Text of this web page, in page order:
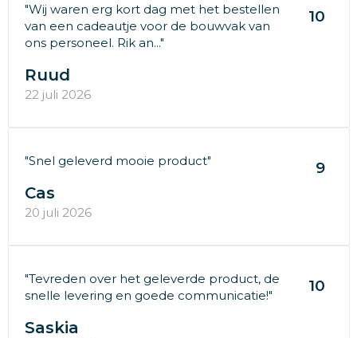
"Wij waren erg kort dag met het bestellen
van een cadeautje voor de bouwvak van
ons personeel. Rik an..."
10
Ruud
22 juli 2026
"Snel geleverd mooie product" 9
Cas
20 juli 2026
"Tevreden over het geleverde product, de
snelle levering en goede communicatie!"
10
Saskia